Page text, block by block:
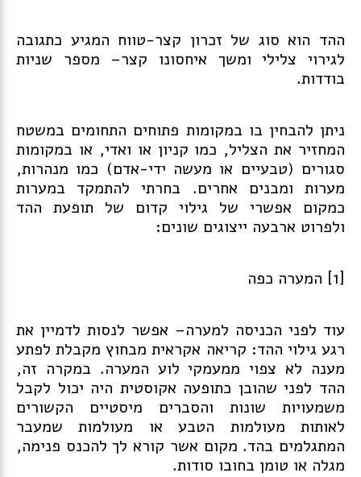
ההד הוא סוג של זכרון קצר-טווח המגיע כתגובה
לגירוי צלילי ומשך איחסונו קצר– מספר שניות
בודדות.
ניתן להבחין בו במקומות פתוחים התחומים במשטח
המחזיר את הצליל, כמו קניון או ואדי, או במקומות
סגורים (טבעיים או מעשה ידי-אדם) כמו מנהרות,
מערות ומבנים אחרים. בחרתי להתמקד במערות
כמקום אפשרי של גילוי קדום של תופעת ההד
ולפרוט ארבעה ייצוגים שונים:
[1] המערה כפה
עוד לפני הכניסה למערה– אפשר לנסות לדמיין את
רגע גילוי ההד: קריאה אקראית מבחוץ מקבלת לפתע
מענה לא צפוי ממעמקי לוע המערה. במקרה זה,
ההד לפני שהובן כתופעה אקוסטית היה יכול לקבל
משמעויות שונות והסברים מיסטיים הקשורים
לאותות מעולמות הטבע או מעולמות שמעבר
המתגלמים בהד. מקום אשר קורא לך להכנס פנימה,
מגלה או טומן בחובו סודות.